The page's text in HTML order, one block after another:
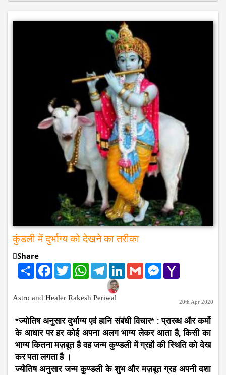
कुंडली में दुर्भाग्य को देखने का तरीका
Share
Share Facebook
TwitterWhatsAppTelegramLinkedInGmail Messenger
Astro and Healer Rakesh Periwal 20th Apr 2020
*ज्योतिष अनुसार दुर्भाग्य एवं हानि संबंधी विचार* : प्रारब्ध और कर्मो
के आधार पर हर कोई अपना अलग भाग्य लेकर आता है, किसी का
भाग्य कितना मज़बूत है वह जन्म कुण्डली में ग्रहों की स्थिति को देख
कर पता लगता है ।
ज्योतिष अनुसार जन्म कुण्डली के शुभ और मज़बूत ग्रह अपनी दशा